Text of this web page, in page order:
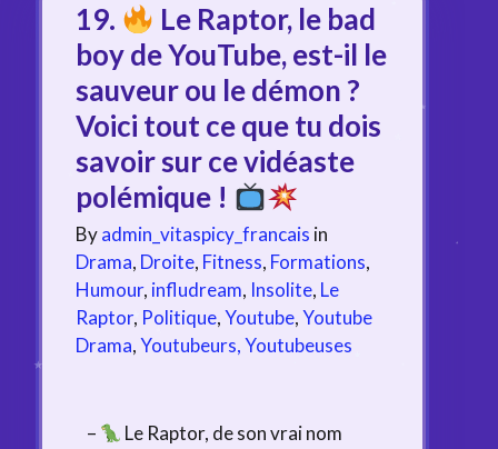
19.
Le Raptor, le bad
boy de YouTube, est-il le
sauveur ou le démon ?
Voici tout ce que tu dois
savoir sur ce vidéaste
polémique !
Byadmin_vitaspicy_francais in
Drama, Droite, Fitness, Formations,
Humour, infludream, Insolite, Le
Raptor, Politique,Youtube,Youtube
Drama,Youtubeurs, Youtubeuses
– Le Raptor, de son vrai nom